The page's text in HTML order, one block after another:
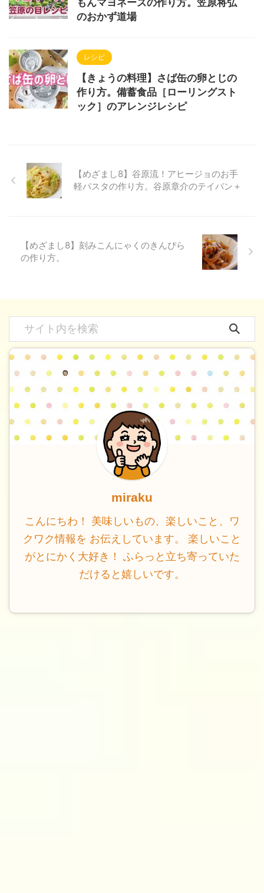
のおかず道場
レシピ
【きょうの料理】さば缶の卵とじの
作り方。備蓄食品［ローリングスト
ック］のアレンジレシピ
【めざまし8】谷原流！アヒージョのお手
軽パスタの作り方。谷原章介のテイバン＋
【めざまし8】刻みこんにゃくのきんぴら
の作り方。
miraku
こんにちわ！ 美味しいもの、楽しいこと、ワ
クワク情報を お伝えしています。 楽しいこと
がとにかく大好き！ ふらっと立ち寄っていた
だけると嬉しいです。